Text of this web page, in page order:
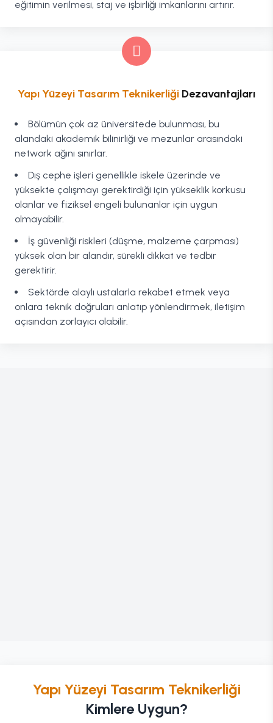
eğitimin verilmesi, staj ve işbirliği imkanlarını artırır.
Yapı Yüzeyi Tasarım Teknikerliği Dezavantajları
Bölümün çok az üniversitede bulunması, bu
alandaki akademik bilinirliği ve mezunlar arasındaki
network ağını sınırlar.
Dış cephe işleri genellikle iskele üzerinde ve
yüksekte çalışmayı gerektirdiği için yükseklik korkusu
olanlar ve fiziksel engeli bulunanlar için uygun
olmayabilir.
İş güvenliği riskleri (düşme, malzeme çarpması)
yüksek olan bir alandır, sürekli dikkat ve tedbir
gerektirir.
Sektörde alaylı ustalarla rekabet etmek veya
onlara teknik doğruları anlatıp yönlendirmek, iletişim
açısından zorlayıcı olabilir.
Yapı Yüzeyi Tasarım Teknikerliği
Kimlere Uygun?